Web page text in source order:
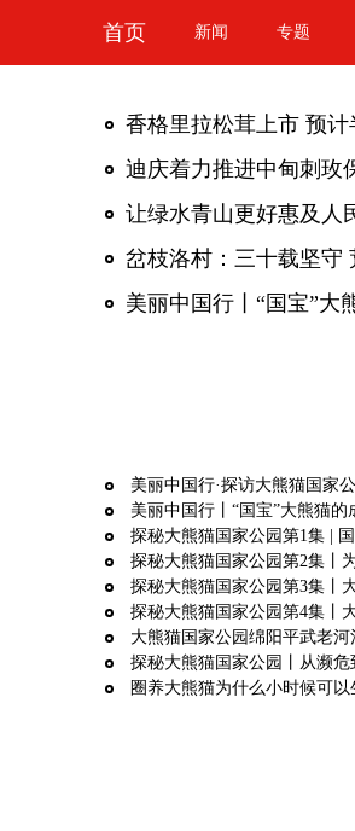
首页 新闻 专题
香格里拉松茸上市 预
迪庆着力推进中甸刺
岔枝洛村：三十载坚守
美丽中国行丨“国宝”大
美丽中国行·探访大熊猫国家
美丽中国行丨“国宝”大熊猫的
探秘大熊猫国家公园第1集 |
探秘大熊猫国家公园第2集丨
探秘大熊猫国家公园第3集丨
探秘大熊猫国家公园第4集丨
大熊猫国家公园绵阳平武老
探秘大熊猫国家公园丨从濒
圈养大熊猫为什么小时候可